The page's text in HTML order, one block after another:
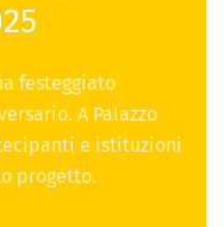
festeggiato
A Palazzo
e istituzioni
progetto.